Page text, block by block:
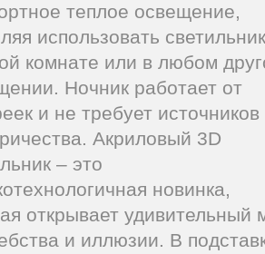
теплое освещение,
использовать
комнате или в любом
Ночник работает от
и не требует источников
Акриловый 3D
– это
новинка,
открывает удивительный
и иллюзии. В